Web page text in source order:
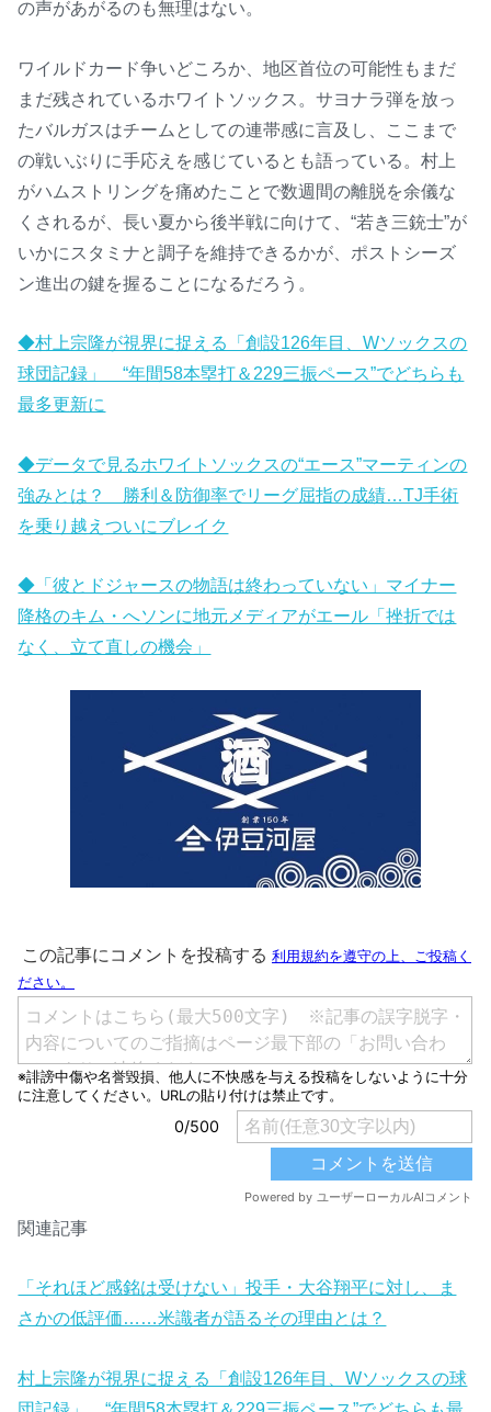
の声があがるのも無理はない。
ワイルドカード争いどころか、地区首位の可能性もまだ
まだ残されているホワイトソックス。サヨナラ弾を放っ
たバルガスはチームとしての連帯感に言及し、ここまで
の戦いぶりに手応えを感じているとも語っている。村上
がハムストリングを痛めたことで数週間の離脱を余儀な
くされるが、長い夏から後半戦に向けて、“若き三銃士”が
いかにスタミナと調子を維持できるかが、ポストシーズ
ン進出の鍵を握ることになるだろう。
◆村上宗隆が視界に捉える「創設126年目、Wソックスの
球団記録」 “年間58本塁打＆229三振ペース”でどちらも
最多更新に
◆データで見るホワイトソックスの“エース”マーティンの
強みとは？ 勝利＆防御率でリーグ屈指の成績…TJ手術
を乗り越えついにブレイク
◆「彼とドジャースの物語は終わっていない」マイナー
降格のキム・へソンに地元メディアがエール「挫折では
なく、立て直しの機会」
関連記事
「それほど感銘は受けない」投手・大谷翔平に対し、ま
さかの低評価……米識者が語るその理由とは？
村上宗隆が視界に捉える「創設126年目、Wソックスの球